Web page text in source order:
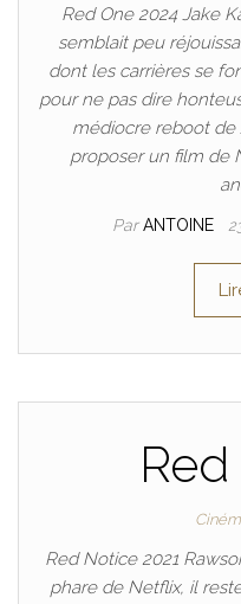
Red One 2024 Jake
semblait peu
dont les carrières se
pour ne pas dire
médiocre reboot
proposer un film de
ParANTOINE
Red Notice 2021
phare de Netflix, il